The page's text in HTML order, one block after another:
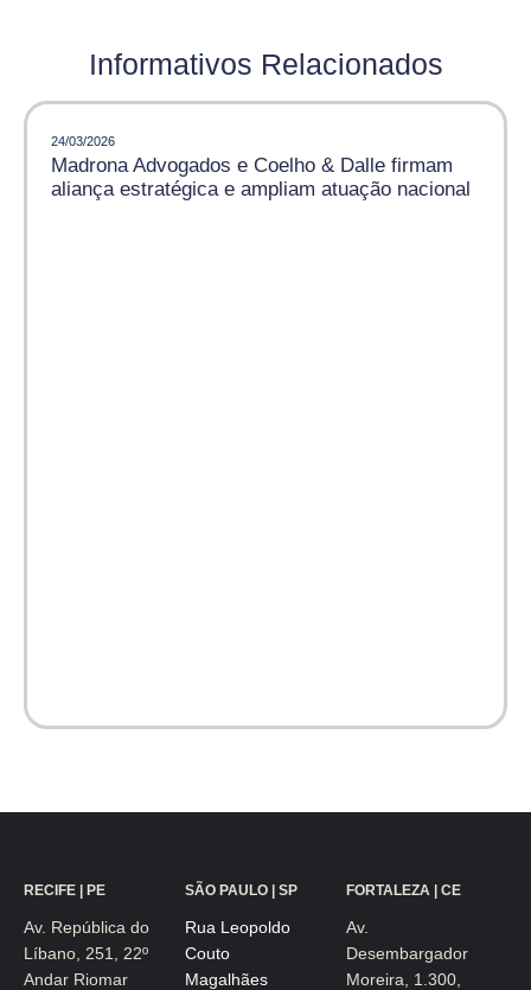
Informativos Relacionados
24/03/2026
Madrona Advogados e Coelho & Dalle firmam
aliança estratégica e ampliam atuação nacional
RECIFE | PE
Av. República do
Líbano, 251, 22º
Andar Riomar
SÃO PAULO | SP
Rua Leopoldo
Couto
Magalhães
FORTALEZA | CE
Av.
Desembargador
Moreira, 1.300,